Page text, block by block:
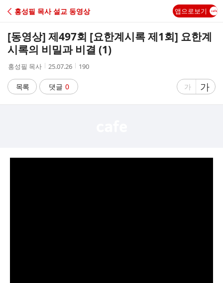
C
A
홍성필 목사 설교 동영상 앱으로보기
[동영상] 제497회 [요한계시록 제1회] 요한계
시록의 비밀과 비결 (1)
작
자
홍성필 목사
작
시
간
25.07.26
조
190
목록 댓글 0
글
게
가
글
자
게
가